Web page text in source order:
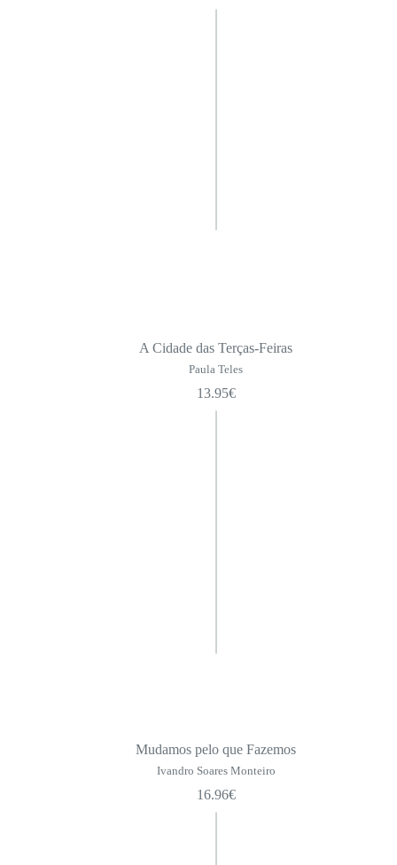
A Cidade das Terças-Feiras
Paula Teles
13.95€
Mudamos pelo que Fazemos
Ivandro Soares Monteiro
16.96€